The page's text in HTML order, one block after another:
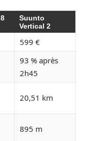
Suunto
Vertical 2
599 €
93 % après
2h45
20,51 km
895 m